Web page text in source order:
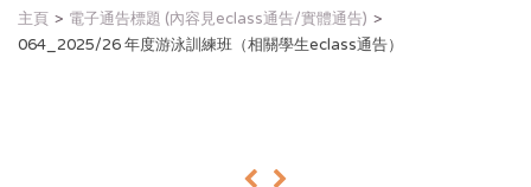
主頁
電子通告標題 (內容見eclass通告/實體通告)
064_2025/26 年度游泳訓練班（相關學生eclass通告）
« »